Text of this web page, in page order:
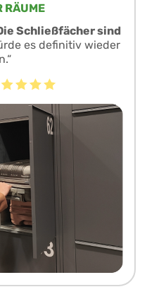
RÄUME
Schließfächer sind
es definitiv wieder